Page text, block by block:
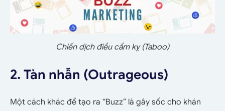
Chiến dịch điều cấm kỵ (Taboo)
2. Tàn nhẫn (Outrageous)
Một cách khác để tạo ra “Buzz” là gây sốc cho khán